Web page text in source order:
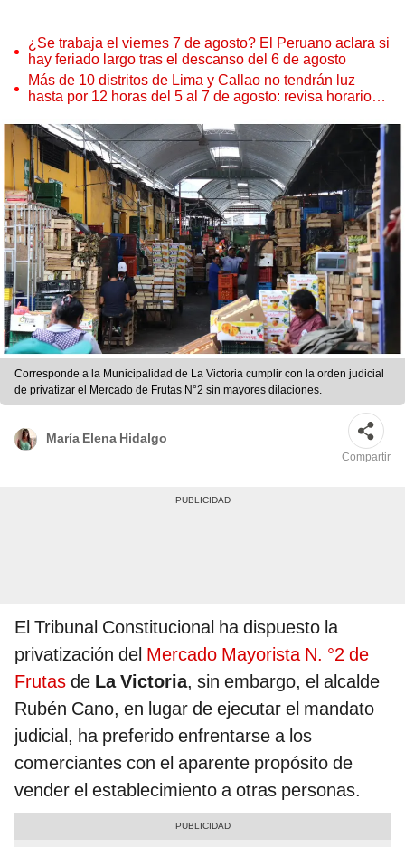
¿Se trabaja el viernes 7 de agosto? El Peruano aclara si
hay feriado largo tras el descanso del 6 de agosto
Más de 10 distritos de Lima y Callao no tendrán luz
hasta por 12 horas del 5 al 7 de agosto: revisa horarios y
Corresponde a la Municipalidad de La Victoria cumplir con la orden judicial
de privatizar el Mercado de Frutas N°2 sin mayores dilaciones.
María Elena Hidalgo
Compartir
El Tribunal Constitucional ha dispuesto la
privatización del Mercado Mayorista N. °2 de
Frutas de La Victoria, sin embargo, el alcalde
Rubén Cano, en lugar de ejecutar el mandato
judicial, ha preferido enfrentarse a los
comerciantes con el aparente propósito de
vender el establecimiento a otras personas.